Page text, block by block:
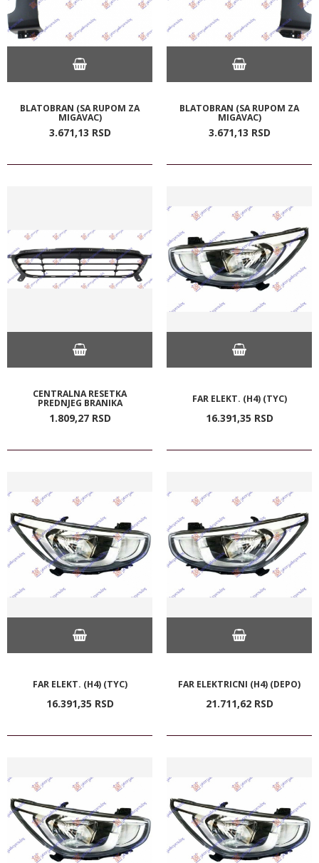
BLATOBRAN (SA RUPOM ZA
MIGAVAC)
3.671,13 RSD
BLATOBRAN (SA RUPOM ZA
MIGAVAC)
3.671,13 RSD
CENTRALNA RESETKA
PREDNJEG BRANIKA
1.809,27 RSD
FAR ELEKT. (H4) (TYC)
16.391,35 RSD
FAR ELEKT. (H4) (TYC)
16.391,35 RSD
FAR ELEKTRICNI (H4) (DEPO)
21.711,62 RSD